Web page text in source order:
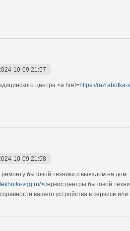
10-09 21:57
центра <a href=https://
10-09 21:58
бытовой техники с выездом на дом.
vgg.ru/>сервис центры бытовой
вашего устройства в сервисе